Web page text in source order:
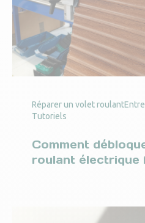
Réparer un volet roulant
Tutoriels
Comment
roulant électrique